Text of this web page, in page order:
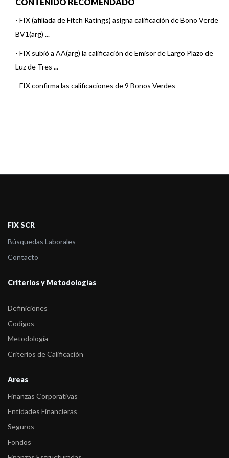
- FIX (afiliada de Fitch Ratings) asigna calificación de Bono Verde
BV1(arg) ...
- FIX subió a AA(arg) la calificación de Emisor de Largo Plazo de
Luz de Tres ...
- FIX confirma las calificaciones de 9 Bonos Verdes
FIX SCR
Búsquedas Laborales
Contacto
Criterios y Metodologías
Definiciones
Codigos
Metodología
Criterios de Calificación
Areas
Finanzas Corporativas
Entidades Financieras
Seguros
Fondos